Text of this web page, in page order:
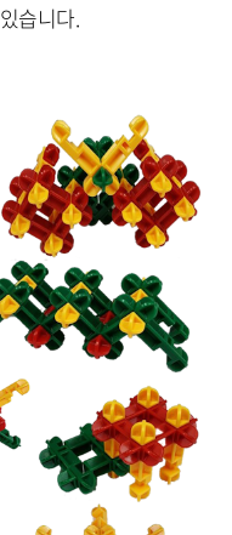
습니다.